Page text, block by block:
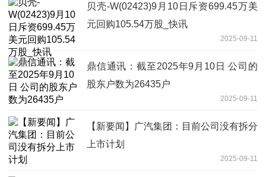
贝壳-W(02423)9月10日斥资699.45万美
元回购105.54万股_快讯
2025-09-11
鼎信通讯：截至2025年9月10日 公司的
股东户数为26435户
2025-09-11
【新要闻】广汽集团：目前公司没有拆分
上市计划
2025-09-11